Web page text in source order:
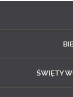
ŚWIĘTY